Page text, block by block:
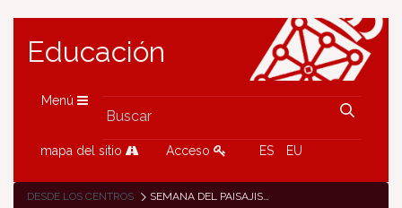
Educación
Menú
mapa del sitio Acceso ES EU
DESDE LOS CENTROS SEMANA DEL PAISAJISMO Y MEDIO RURAL ORGANIZADA POR IES RIBERA DEL ARGA